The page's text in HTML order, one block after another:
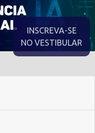
INSCREVA-SE
NO VESTIBULAR